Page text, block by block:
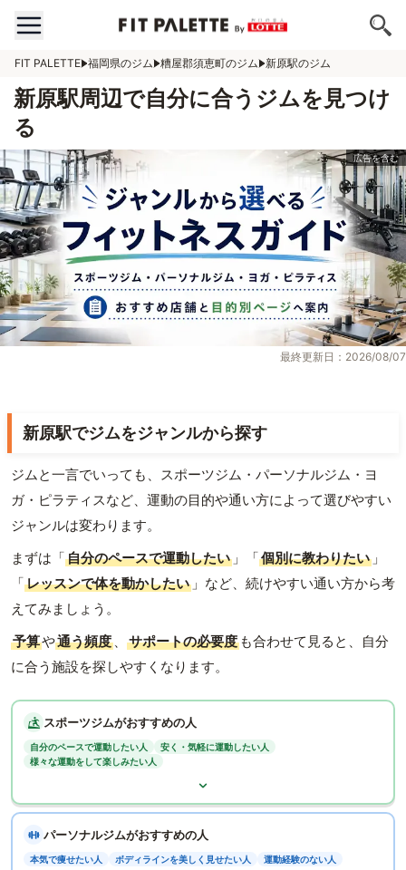
FIT PALETTE 福岡県のジム 糟屋郡須恵町のジム 新原駅のジム
新原駅周辺で自分に合うジムを見つけ
る
最終更新日：2026/08/07
新原駅でジムをジャンルから探す
ジムと一言でいっても、スポーツジム・パーソナルジム・ヨ
ガ・ピラティスなど、運動の目的や通い方によって選びやすい
ジャンルは変わります。
まずは「自分のペースで運動したい 」「個別に教わりたい 」
「レッスンで体を動かしたい 」など、続けやすい通い方から考
えてみましょう。
予算や通う頻度 、 サポートの必要度 も合わせて見ると、自分
に合う施設を探しやすくなります。
スポーツジムがおすすめの人
自分のペースで運動したい人
安く・気軽に運動したい人
様々な運動をして楽しみたい人
パーソナルジムがおすすめの人
本気で痩せたい人 ボディラインを美しく見せたい人 運動経験のない人